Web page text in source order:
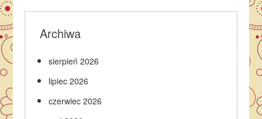
Archiwa
sierpień 2026
lipiec 2026
czerwiec 2026